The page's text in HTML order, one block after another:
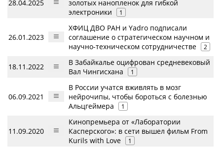
28.04.2025
золотых нанопленок для гибкой
электроники
1
26.01.2023
ХФИЦ ДВО РАН и Yadro подписали
соглашение о стратегическом научном и
научно-техническом сотрудничестве
2
18.11.2022
В Забайкалье оцифрован средневековый
Вал Чингисхана
1
06.09.2021
В России учатся вживлять в мозг
нейрочипы, чтобы бороться с болезнью
Альцгеймера
1
11.09.2020
Кинопремьера от «Лаборатории
Касперского»: в сети вышел фильм From
Kurils with Love
1